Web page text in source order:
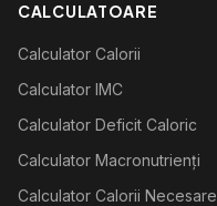
CALCULATOARE
Calculator Calorii
Calculator IMC
Calculator Deficit Caloric
Calculator Macronutrienți
Calculator Calorii Necesare